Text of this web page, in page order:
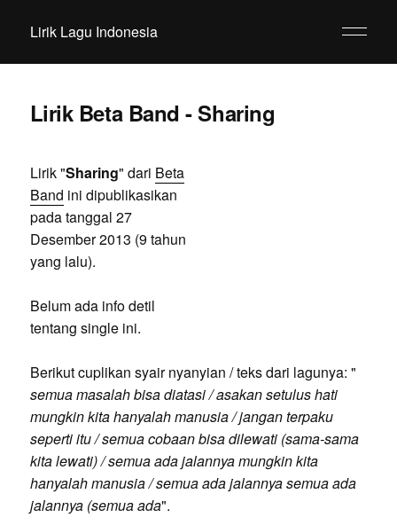
Lirik Lagu Indonesia
Lirik Beta Band - Sharing
Lirik "Sharing" dari Beta
Band ini dipublikasikan
pada tanggal 27
Desember 2013 (9 tahun
yang lalu).
Belum ada info detil
tentang single ini.
Berikut cuplikan syair nyanyian / teks dari lagunya: "
semua masalah bisa diatasi / asakan setulus hati
mungkin kita hanyalah manusia / jangan terpaku
seperti itu / semua cobaan bisa dilewati (sama-sama
kita lewati) / semua ada jalannya mungkin kita
hanyalah manusia / semua ada jalannya semua ada
jalannya (semua ada".